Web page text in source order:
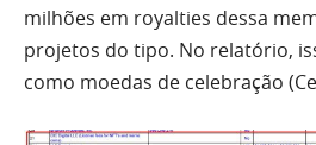
milhões em royalties dessa
projetos do tipo. No relatório,
como moedas de celebração